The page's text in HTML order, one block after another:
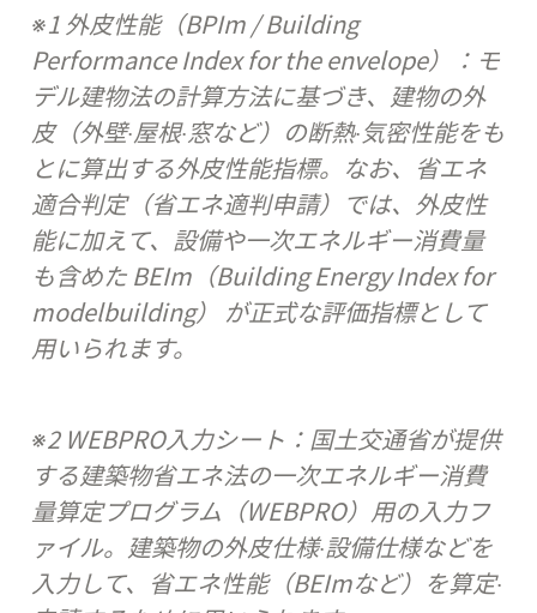
※1 外皮性能（BPIm / Building
Performance Index for the envelope）：モ
デル建物法の計算方法に基づき、建物の外
皮（外壁‧屋根‧窓など）の断熱‧気密性能をも
とに算出する外皮性能指標。なお、省エネ
適合判定（省エネ適判申請）では、外皮性
能に加えて、設備や一次エネルギー消費量
も含めた BEIm（Building Energy Index for
modelbuilding） が正式な評価指標として
用いられます。
※2 WEBPRO入力シート：国土交通省が提供
する建築物省エネ法の一次エネルギー消費
量算定プログラム（WEBPRO）用の入力フ
ァイル。建築物の外皮仕様‧設備仕様などを
入力して、省エネ性能（BEImなど）を算定‧